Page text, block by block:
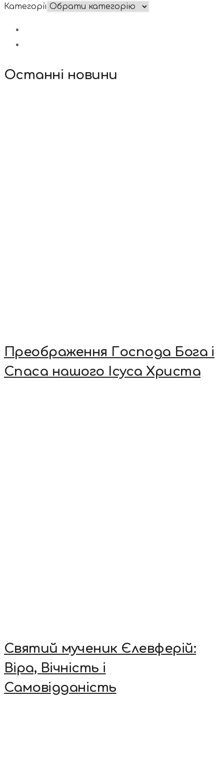
Категорії
Останні новини
Преображення Господа Бога і
Спаса нашого Ісуса Христа
Святий мученик Єлевферій:
Віра, Вічність і
Самовідданість